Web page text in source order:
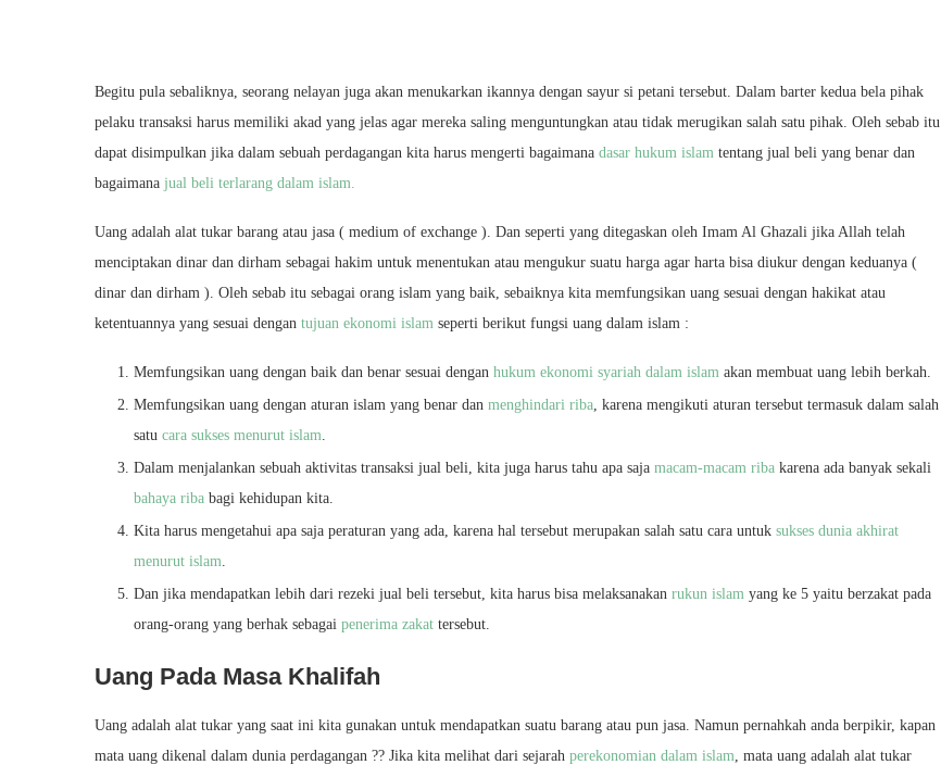
Begitu pula sebaliknya, seorang nelayan juga akan menukarkan ikannya dengan sayur si petani tersebut. Dalam barter kedua bela pihak
pelaku transaksi harus memiliki akad yang jelas agar mereka saling menguntungkan atau tidak merugikan salah satu pihak. Oleh sebab itu
dapat disimpulkan jika dalam sebuah perdagangan kita harus mengerti bagaimana dasar hukum islam tentang jual beli yang benar dan
bagaimana jual beli terlarang dalam islam.
Uang adalah alat tukar barang atau jasa ( medium of exchange ). Dan seperti yang ditegaskan oleh Imam Al Ghazali jika Allah telah
menciptakan dinar dan dirham sebagai hakim untuk menentukan atau mengukur suatu harga agar harta bisa diukur dengan keduanya (
dinar dan dirham ). Oleh sebab itu sebagai orang islam yang baik, sebaiknya kita memfungsikan uang sesuai dengan hakikat atau
ketentuannya yang sesuai dengan tujuan ekonomi islam seperti berikut fungsi uang dalam islam :
Memfungsikan uang dengan baik dan benar sesuai dengan hukum ekonomi syariah dalam islam akan membuat uang lebih berkah.
Memfungsikan uang dengan aturan islam yang benar dan menghindari riba, karena mengikuti aturan tersebut termasuk dalam salah
satu cara sukses menurut islam.
Dalam menjalankan sebuah aktivitas transaksi jual beli, kita juga harus tahu apa saja macam-macam riba karena ada banyak sekali
bahaya riba bagi kehidupan kita.
Kita harus mengetahui apa saja peraturan yang ada, karena hal tersebut merupakan salah satu cara untuk sukses dunia akhirat
menurut islam.
Dan jika mendapatkan lebih dari rezeki jual beli tersebut, kita harus bisa melaksanakan rukun islam yang ke 5 yaitu berzakat pada
orang-orang yang berhak sebagai penerima zakat tersebut.
Uang Pada Masa Khalifah
Uang adalah alat tukar yang saat ini kita gunakan untuk mendapatkan suatu barang atau pun jasa. Namun pernahkah anda berpikir, kapan
mata uang dikenal dalam dunia perdagangan ?? Jika kita melihat dari sejarah perekonomian dalam islam, mata uang adalah alat tukar